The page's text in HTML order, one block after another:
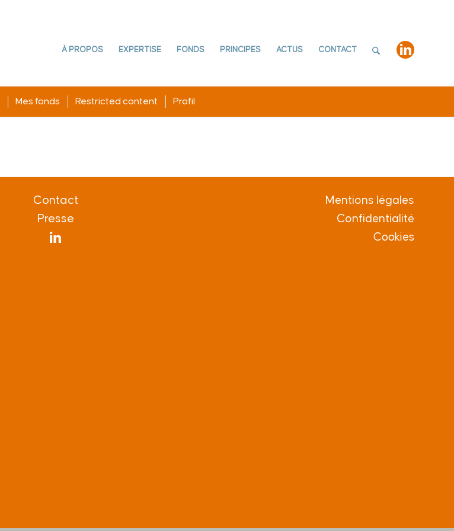
À PROPOS EXPERTISE FONDS PRINCIPES ACTUS CONTACT
Mes fonds Restricted content Profil
Contact
Presse
Mentions légales
Confidentialité
Cookies